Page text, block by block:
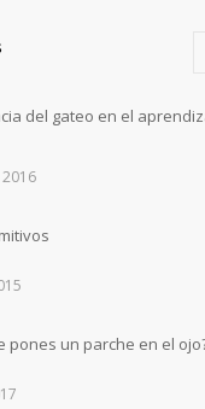
del gateo en el
2016
pones un parche en el